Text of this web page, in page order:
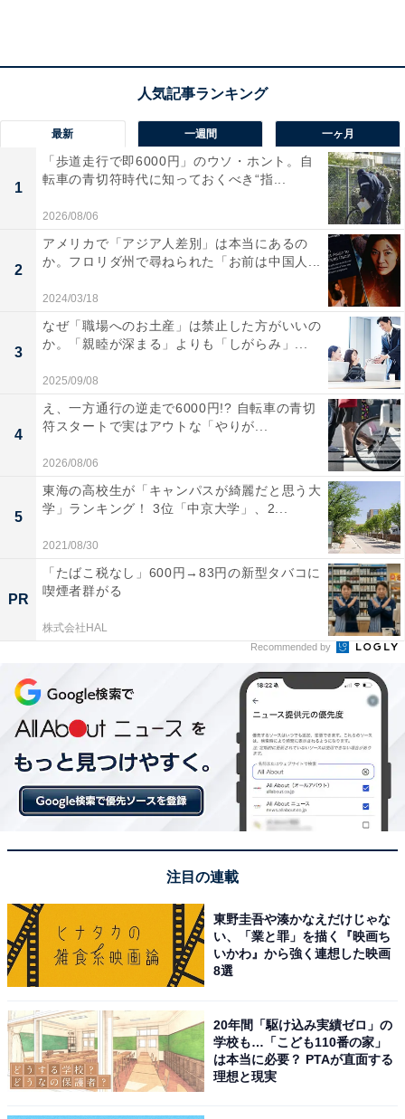
第2位：稲毛駅
稲毛駅
2位にランクインしたのは、稲毛駅でした。稲毛駅はJR
総武線が乗り入れているため、都内までは1時間ほどか
かりますが、電車で1本で新宿や秋葉原などに行けるの
が魅力的です。駅周辺にはスーパーやコンビニがあるほ
かに、駅直結の「ペリエ稲毛」や「イオン稲毛店」があ
るため、買い物や日常用品のほとんどは駅周辺で済ませ
ることができます。
カテゴリ別でのランキングでは、シングル（ワンルー
ム・1K・1DK）は2位、カップル（1LDK・2K・2DK）
は3位、ファミリー（2LDK以上）は2位という結果でし
た。
最新 一週間 一ヶ月
1
「歩道走行で即6000円」のウソ・ホント。自
転車の青切符時代に知っておくべき“指...
2026/08/06
2
アメリカで「アジア人差別」は本当にあるの
か。フロリダ州で尋ねられた「お前は中国人...
2024/03/18
3
なぜ「職場へのお土産」は禁止した方がいいの
か。「親睦が深まる」よりも「しがらみ」...
2025/09/08
4
え、一方通行の逆走で6000円!? 自転車の青切
符スタートで実はアウトな「やりが...
2026/08/06
5
東海の高校生が「キャンパスが綺麗だと思う大
学」ランキング！ 3位「中京大学」、2...
2021/08/30
PR
「たばこ税なし」600円→83円の新型タバコに
喫煙者群がる
株式会社HAL
Recommended by
注目の連載
東野圭吾や湊かなえだけじゃな
い、「業と罪」を描く『映画ち
いかわ』から強く連想した映画
8選
20年間「駆け込み実績ゼロ」の
学校も…「こども110番の家」
は本当に必要？ PTAが直面する
理想と現実